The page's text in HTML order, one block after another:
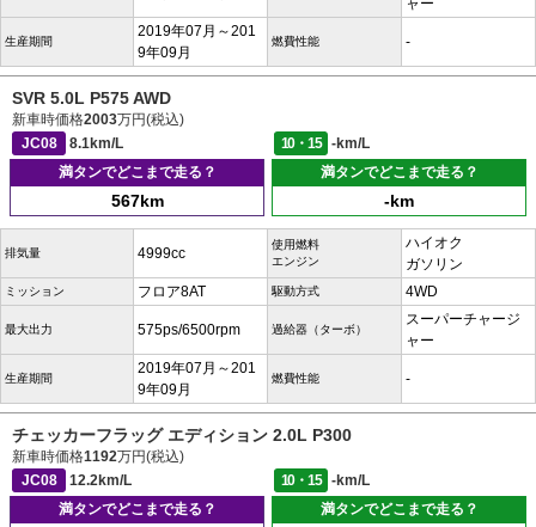
ャー
生産期間
2019年07月～201
9年09月
燃費性能 -
SVR 5.0L P575 AWD
新車時価格2003万円(税込)
JC08
8.1km/L 10・15
-km/L
満タンでどこまで走る？
567km
満タンでどこまで走る？
-km
排気量 4999cc
使用燃料
エンジン
ハイオク
ガソリン
ミッション フロア8AT 駆動方式 4WD
最大出力 575ps/6500rpm 過給器（ターボ）
スーパーチャージ
ャー
生産期間
2019年07月～201
9年09月
燃費性能 -
チェッカーフラッグ エディション 2.0L P300
新車時価格1192万円(税込)
JC08
12.2km/L 10・15
-km/L
満タンでどこまで走る？
満タンでどこまで走る？